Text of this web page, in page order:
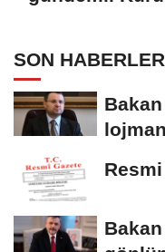
SON HABERLER
Resmi